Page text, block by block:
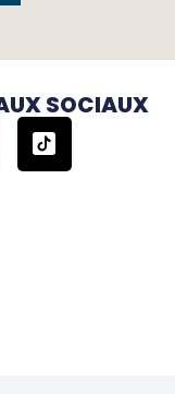
SOCIAUX